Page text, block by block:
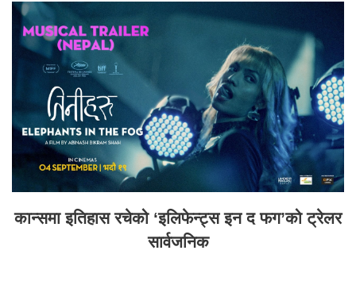
कान्समा इतिहास रचेको ‘इलिफेन्ट्स इन द फग’को ट्रेलर
सार्वजनिक